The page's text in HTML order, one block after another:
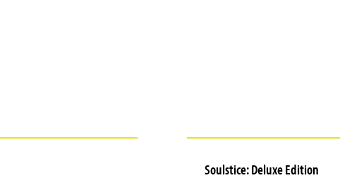
Soulstice: Deluxe Edition